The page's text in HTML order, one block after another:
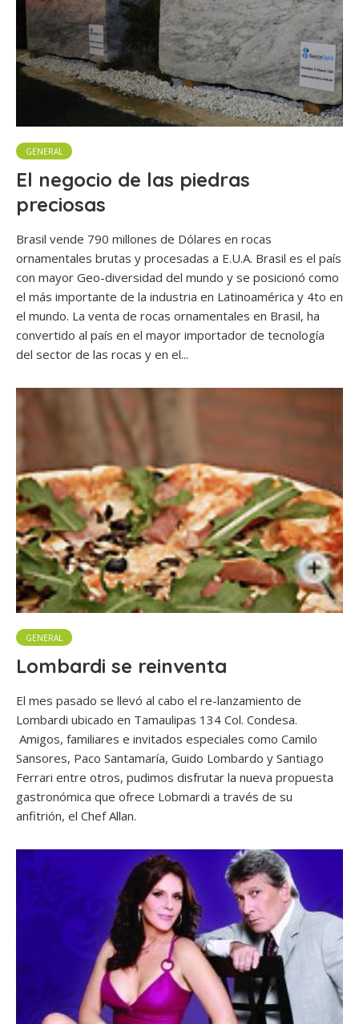
GENERAL
El negocio de las piedras
preciosas
Brasil vende 790 millones de Dólares en rocas
ornamentales brutas y procesadas a E.U.A. Brasil es el país
con mayor Geo-diversidad del mundo y se posicionó como
el más importante de la industria en Latinoamérica y 4to en
el mundo. La venta de rocas ornamentales en Brasil, ha
convertido al país en el mayor importador de tecnología
del sector de las rocas y en el...
GENERAL
Lombardi se reinventa
El mes pasado se llevó al cabo el re-lanzamiento de
Lombardi ubicado en Tamaulipas 134 Col. Condesa.
Amigos, familiares e invitados especiales como Camilo
Sansores, Paco Santamaría, Guido Lombardo y Santiago
Ferrari entre otros, pudimos disfrutar la nueva propuesta
gastronómica que ofrece Lobmardi a través de su
anfitrión, el Chef Allan.